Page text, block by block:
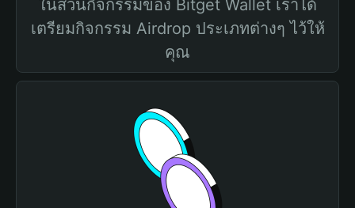
ในส่วนกิจกรรมของ Bitget Wallet เราได้
เตรียมกิจกรรม Airdrop ประเภทต่างๆ ไว้ให้
คุณ